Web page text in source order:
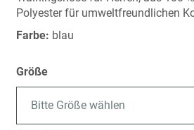
Polyester für umweltfreundlichen
Farbe: blau
Größe
Bitte Größe wählen